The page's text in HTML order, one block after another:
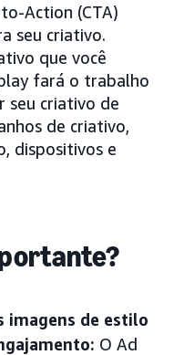
Action (CTA)
seu criativo.
que você
fará o trabalho
seu criativo de
de criativo,
dispositivos e
imagens de estilo
O Ad